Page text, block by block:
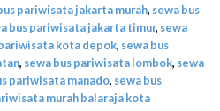
pariwisata jakarta murah, sewa bus
bus pariwisata jakarta timur, sewa
kota depok, sewa bus
, sewa bus pariwisata lombok, sewa
pariwisata manado, sewa bus
murah balaraja kota